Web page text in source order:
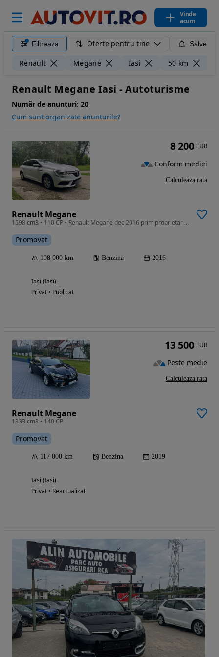
Vinde
acum
Filtreaza Oferte pentru tine
Renault Megane Iasi 50 km
Renault Megane Iasi - Autoturisme
Număr de anunțuri: 20
Cum sunt organizate anunturile?
Renault Megane
1598 cm3 • 110 CP • Renault Megane dec 2016 prim proprietar km reali raport carvertical
Promovat
108 000 km Benzina 2016
Iasi (Iasi)
Privat • Publicat
8 200 EUR
Conform mediei
Calculeaza rata
Renault Megane
1333 cm3 • 140 CP
Promovat
117 000 km Benzina 2019
Iasi (Iasi)
Privat • Reactualizat
13 500 EUR
Peste medie
Calculeaza rata